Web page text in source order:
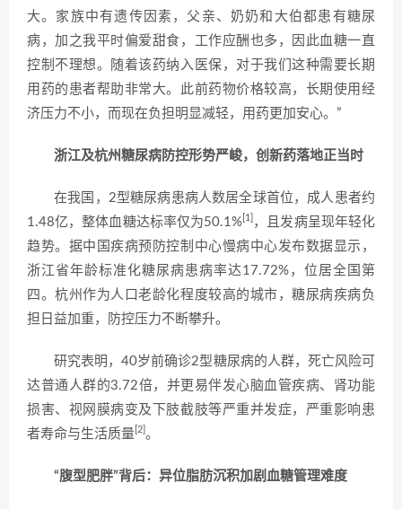
大。家族中有遗传因素，父亲、奶奶和大伯都患有糖尿
病，加之我平时偏爱甜食，工作应酬也多，因此血糖一直
控制不理想。随着该药纳入医保，对于我们这种需要长期
用药的患者帮助非常大。此前药物价格较高，长期使用经
济压力不小，而现在负担明显减轻，用药更加安心。”
浙江及杭州糖尿病防控形势严峻，创新药落地正当时
在我国，2型糖尿病患病人数居全球首位，成人患者约
1.48亿，整体血糖达标率仅为50.1% [1] ，且发病呈现年轻化
趋势。据中国疾病预防控制中心慢病中心发布数据显示，
浙江省年龄标准化糖尿病患病率达17.72%，位居全国第
四。杭州作为人口老龄化程度较高的城市，糖尿病疾病负
担日益加重，防控压力不断攀升。
研究表明，40岁前确诊2型糖尿病的人群，死亡风险可
达普通人群的3.72倍，并更易伴发心脑血管疾病、肾功能
损害、视网膜病变及下肢截肢等严重并发症，严重影响患
者寿命与生活质量 [2] 。
“腹型肥胖”背后：异位脂肪沉积加剧血糖管理难度